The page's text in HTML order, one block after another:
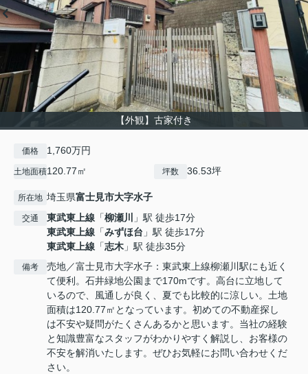
【外観】古家付き
価格 1,760万円
土地面積120.77㎡ 坪数 36.53坪
所在地 埼玉県富士見市大字水子
交通 東武東上線 「柳瀬川
」駅 徒歩17分
東武東上線 「みずほ台 」駅 徒歩17分
東武東上線 「志木 」駅 徒歩35分
備考
売地／富士見市大字水子：東武東上線柳瀬川駅にも近く
て便利。石井緑地公園まで170mです。高台に立地して
いるので、風通しが良く、夏でも比較的に涼しい。土地
面積は120.77㎡となっています。初めての不動産探し
は不安や疑問がたくさんあるかと思います。当社の経験
と知識豊富なスタッフがわかりやすく解説し、お客様の
不安を解消いたします。ぜひお気軽にお問い合わせくだ
さい。